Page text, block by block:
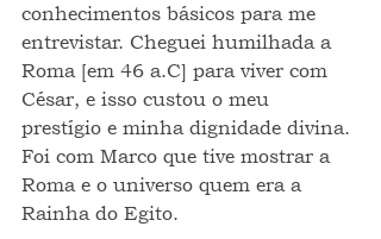
conhecimentos básicos para me
entrevistar. Cheguei humilhada a
Roma [em 46 a.C] para viver com
César, e isso custou o meu
prestígio e minha dignidade divina.
Foi com Marco que tive mostrar a
Roma e o universo quem era a
Rainha do Egito.